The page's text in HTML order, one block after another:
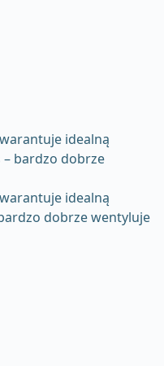
idealną
– bardzo dobrze
idealną
dobrze wentyluje